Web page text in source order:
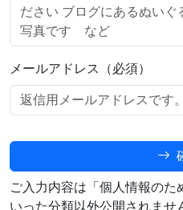
メールアドレス（必須）
ご入力内容は「個人情報のた
いった分類以外公開されませ